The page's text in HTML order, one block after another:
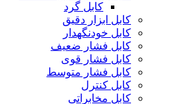
کابل گرد
کابل ابزار دقیق
کابل خودنگهدار
کابل فشار ضعیف
کابل فشار قوی
کابل فشار متوسط
کابل کنترل
کابل مخابراتی